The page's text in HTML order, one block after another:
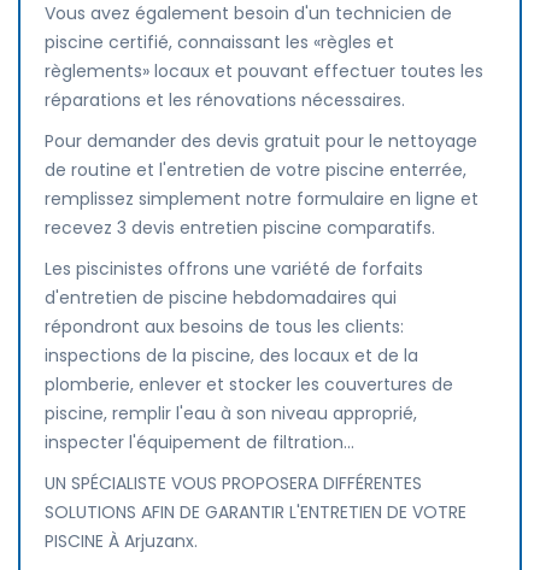
Vous avez également besoin d'un technicien de
piscine certifié, connaissant les «règles et
règlements» locaux et pouvant effectuer toutes les
réparations et les rénovations nécessaires.
Pour demander des devis gratuit pour le nettoyage
de routine et l'entretien de votre piscine enterrée,
remplissez simplement notre formulaire en ligne et
recevez 3 devis entretien piscine comparatifs.
Les piscinistes offrons une variété de forfaits
d'entretien de piscine hebdomadaires qui
répondront aux besoins de tous les clients:
inspections de la piscine, des locaux et de la
plomberie, enlever et stocker les couvertures de
piscine, remplir l'eau à son niveau approprié,
inspecter l'équipement de filtration...
UN SPÉCIALISTE VOUS PROPOSERA DIFFÉRENTES
SOLUTIONS AFIN DE GARANTIR L'ENTRETIEN DE VOTRE
PISCINE À Arjuzanx.